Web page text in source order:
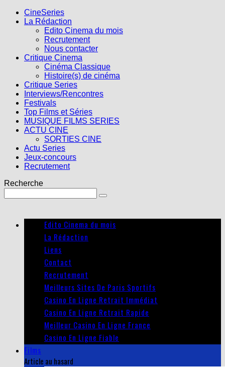
CineSeries
La Rédaction
Edito Cinema du mois
Recrutement
Nous contacter
Critique Cinema
Cinéma Classique
Histoire(s) de cinéma
Critique Series
Interviews/Rencontres
Festivals
Top Films et Séries
MUSIQUE FILMS SERIES
ACTU CINE
SORTIES CINE
Actu Series
Jeux-concours
Recrutement
Recherche
Edito Cinema du mois
La Rédaction
Liens
Contact
Recrutement
Meilleurs Sites De Paris Sportifs
Casino En Ligne Retrait Immédiat
Casino En Ligne Retrait Rapide
Meilleur Casino En Ligne France
Casino En Ligne Fiable
Films
Article au hasard